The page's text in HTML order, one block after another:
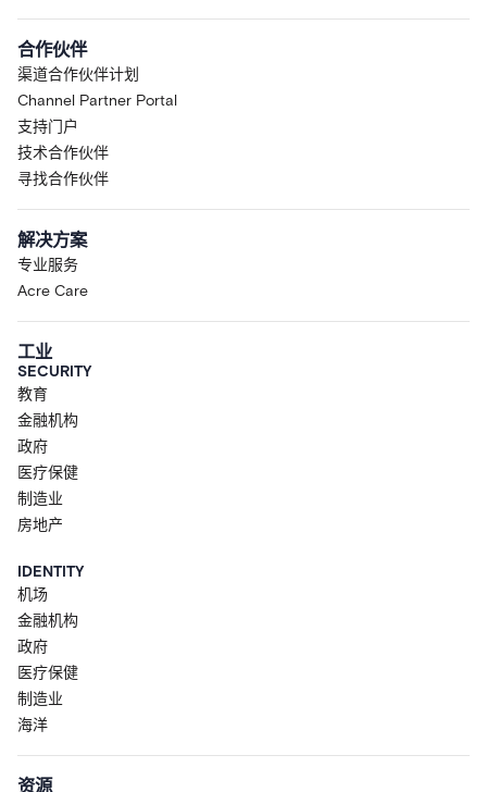
合作伙伴
渠道合作伙伴计划
Channel Partner Portal
支持门户
技术合作伙伴
寻找合作伙伴
解决方案
专业服务
Acre Care
工业
SECURITY
教育
金融机构
政府
医疗保健
制造业
房地产
IDENTITY
机场
金融机构
政府
医疗保健
制造业
海洋
资源